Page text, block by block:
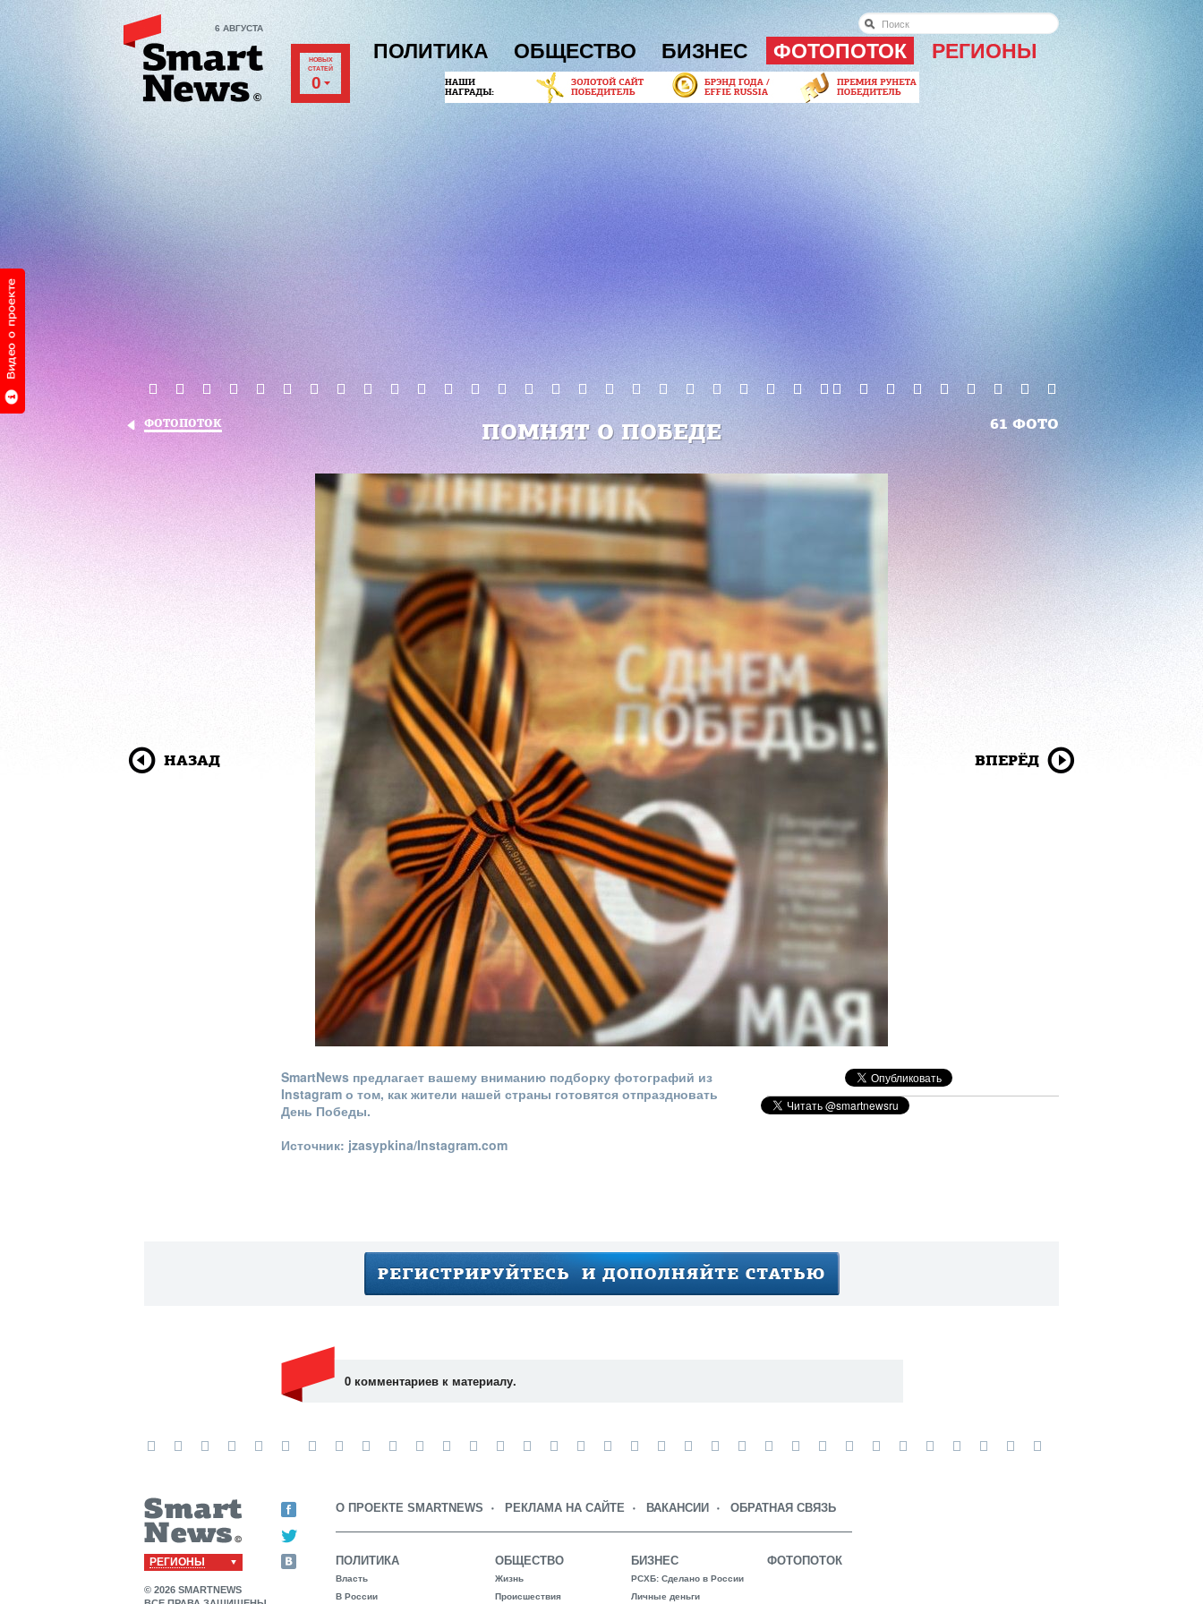
6 АВГУСТА
НОВЫХ
СТАТЕЙ
0
ПОЛИТИКА ОБЩЕСТВО БИЗНЕС ФОТОПОТОК РЕГИОНЫ
ФОТОПОТОК 61 ФОТО
ПОМНЯТ О ПОБЕДЕ
НАЗАД ВПЕРЁД
SmartNews предлагает вашему вниманию подборку фотографий из
Instagram о том, как жители нашей страны готовятся отпраздновать
День Победы.
Источник: jzasypkina/Instagram.com
0 комментариев к материалу.
РЕГИОНЫ
© 2026 SMARTNEWS
О ПРОЕКТЕ SMARTNEWS РЕКЛАМА НА САЙТЕ ВАКАНСИИ ОБРАТНАЯ СВЯЗЬ
ПОЛИТИКА
Власть
В России
ОБЩЕСТВО
Жизнь
Происшествия
БИЗНЕС
РСХБ: Сделано в России
Личные деньги
ФОТОПОТОК